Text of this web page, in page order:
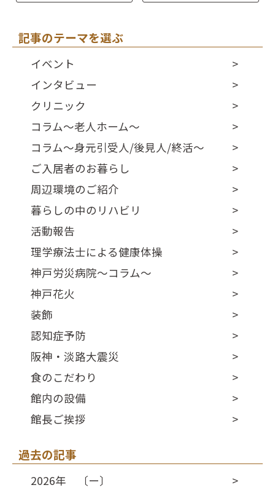
記事のテーマを選ぶ
イベント
インタビュー
クリニック
コラム～老人ホーム～
コラム～身元引受人/後見人/終活～
ご入居者のお暮らし
周辺環境のご紹介
暮らしの中のリハビリ
活動報告
理学療法士による健康体操
神戸労災病院～コラム～
神戸花火
装飾
認知症予防
阪神・淡路大震災
食のこだわり
館内の設備
館長ご挨拶
過去の記事
2026年 〔ー〕